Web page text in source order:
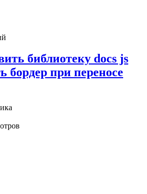
библиотеку docs js
бордер при переносе